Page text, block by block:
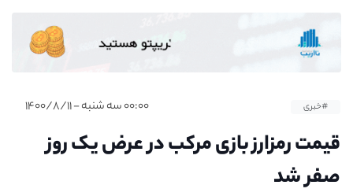
#خبری ۰۰:۰۰ سه شنبه - ۱۴۰۰/۸/۱۱
قیمت رمزارز بازی مرکب در عرض یک روز
صفر شد